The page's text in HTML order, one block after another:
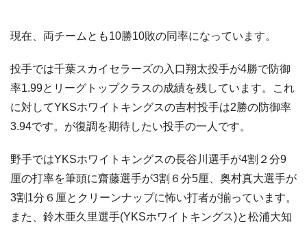
現在、両チームとも10勝10敗の同率になっています。
投手では千葉スカイセラーズの入口翔太投手が4勝で防御
率1.99とリーグトップクラスの成績を残しています。これ
に対してYKSホワイトキングスの吉村投手は2勝の防御率
3.94です。が復調を期待したい投手の一人です。
野手ではYKSホワイトキングスの長谷川選手が4割２分9
厘の打率を筆頭に齋藤選手が3割６分5厘、奥村真大選手が
3割1分６厘とクリーンナップに怖い打者が揃っています。
また、鈴木亜久里選手(YKSホワイトキングス)と松浦大知